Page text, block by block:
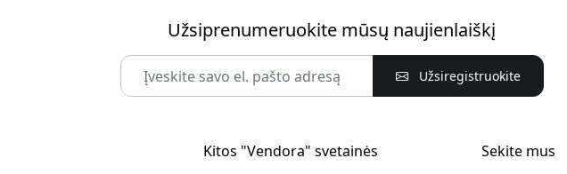
Užsiprenumeruokite mūsų naujienlaiškį
Užsiregistruokite
Kitos "Vendora" svetainės Sekite mus